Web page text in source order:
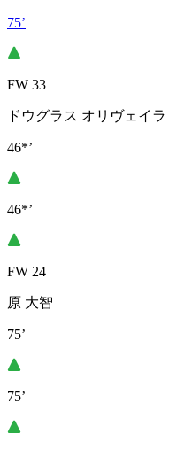
75’
FW 33
ドウグラス オリヴェイラ
46*’
46*’
FW 24
原 大智
75’
75’